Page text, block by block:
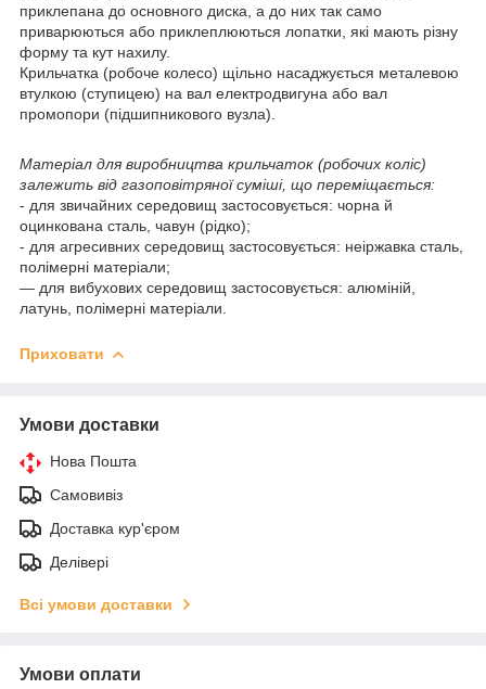
приклепана до основного диска, а до них так само
приварюються або приклеплюються лопатки, які мають різну
форму та кут нахилу.
Крильчатка (робоче колесо) щільно насаджується металевою
втулкою (ступицею) на вал електродвигуна або вал
промопори (підшипникового вузла).
Матеріал для виробництва крильчаток (робочих коліс)
залежить від газоповітряної суміші, що переміщається:
- для звичайних середовищ застосовується: чорна й
оцинкована сталь, чавун (рідко);
- для агресивних середовищ застосовується: неіржавка сталь,
полімерні матеріали;
— для вибухових середовищ застосовується: алюміній,
латунь, полімерні матеріали.
Приховати
Умови доставки
Нова Пошта
Самовивіз
Доставка кур'єром
Делівері
Всі умови доставки
Умови оплати